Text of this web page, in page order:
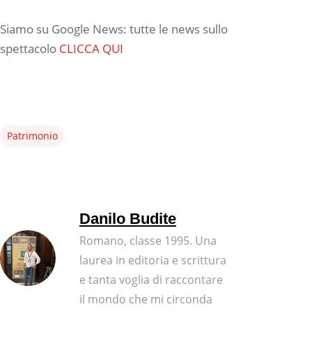
Siamo su Google News: tutte le news sullo
spettacolo CLICCA QUI
Patrimonio
Danilo Budite
Romano, classe 1995. Una
laurea in editoria e scrittura
e tanta voglia di raccontare
il mondo che mi circonda